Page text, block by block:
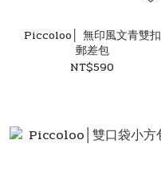
Piccoloo│ 無印風文青雙扣
郵差包
NT$590